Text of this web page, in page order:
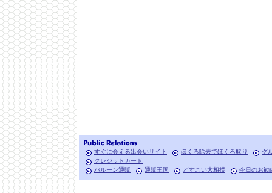
すぐに会える出会いサイト ほくろ除去でほくろ取り
グ
クレジットカード
バルーン通販
通販王国 どすこい大相撲 今日のお勧